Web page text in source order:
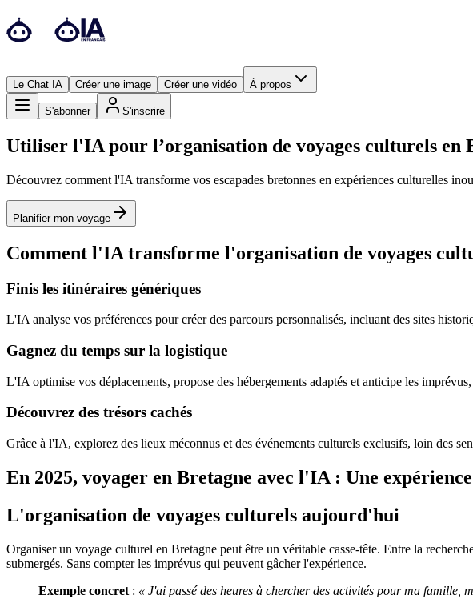
Le Chat IA Créer une image Créer une vidéo À propos
S'abonner S'inscrire
Utiliser l'IA pour l’organisation de voyages culturels en
Découvrez comment l'IA transforme vos escapades bretonnes en expériences culturelles
Planifier mon voyage
Comment l'IA transforme l'organisation de voyages
Finis les itinéraires génériques
L'IA analyse vos préférences pour créer des parcours personnalisés, incluant des sites
Gagnez du temps sur la logistique
L'IA optimise vos déplacements, propose des hébergements adaptés et anticipe les
Découvrez des trésors cachés
Grâce à l'IA, explorez des lieux méconnus et des événements culturels exclusifs, loin des
En 2025, voyager en Bretagne avec l'IA : Une
L'organisation de voyages culturels aujourd'hui
Organiser un voyage culturel en Bretagne peut être un véritable casse-tête. Entre la
submergés. Sans compter les imprévus qui peuvent gâcher l'expérience.
Exemple concret : « J'ai passé des heures à chercher des activités pour ma